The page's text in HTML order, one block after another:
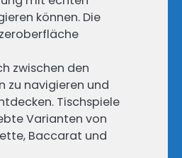
können. Die
zwischen den
zu navigieren und
Tischspiele
Varianten von
Baccarat und